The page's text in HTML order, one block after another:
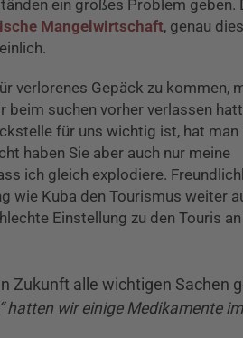
ein großes Problem geben.
Mangelwirtschaft, genau
verlorenes Gepäck zu kommen,
suchen vorher verlassen
für uns wichtig ist, hat man
haben Sie aber auch nur meine
ich gleich explodiere.
wie Kuba den Tourismus weiter
Einstellung zu den Touris an
Zukunft alle wichtigen Sachen
hatten wir einige Medikamente im